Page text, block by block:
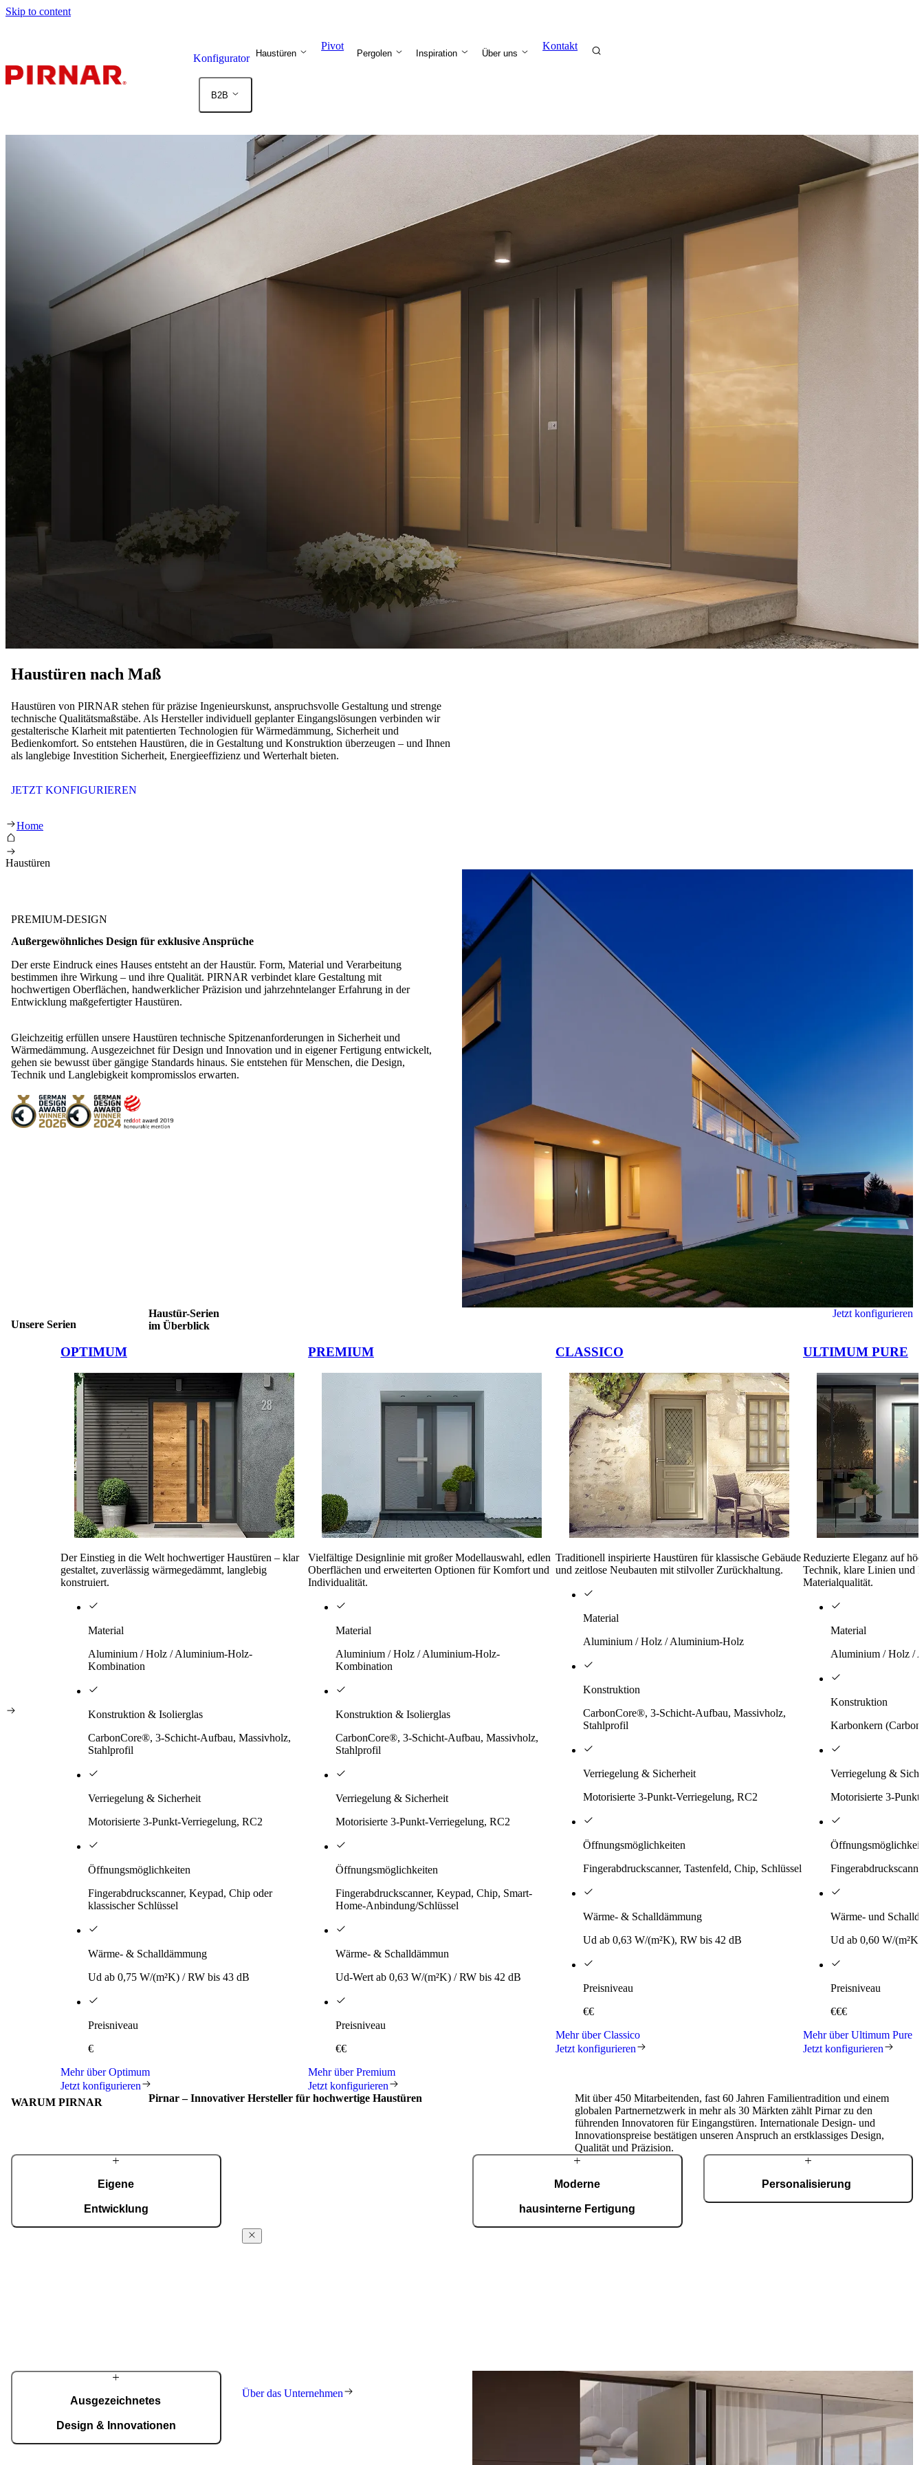
Skip to content
Konfigurator Haustüren
Pivot
Pergolen Inspiration Über uns
Kontakt
B2B
Haustüren nach Maß
Haustüren von PIRNAR stehen für präzise Ingenieurskunst, anspruchsvolle Gestaltung und strenge
technische Qualitätsmaßstäbe. Als Hersteller individuell geplanter Eingangslösungen verbinden wir
gestalterische Klarheit mit patentierten Technologien für Wärmedämmung, Sicherheit und
Bedienkomfort. So entstehen Haustüren, die in Gestaltung und Konstruktion überzeugen – und Ihnen
als langlebige Investition Sicherheit, Energieeffizienz und Werterhalt bieten.
JETZT KONFIGURIEREN
Haustüren nach Maß von Pirnar
Home
Haustüren
PREMIUM-DESIGN
Außergewöhnliches Design für exklusive Ansprüche
Der erste Eindruck eines Hauses entsteht an der Haustür. Form, Material und Verarbeitung
bestimmen ihre Wirkung – und ihre Qualität. PIRNAR verbindet klare Gestaltung mit
hochwertigen Oberflächen, handwerklicher Präzision und jahrzehntelanger Erfahrung in der
Entwicklung maßgefertigter Haustüren.
Gleichzeitig erfüllen unsere Haustüren technische Spitzenanforderungen in Sicherheit und
Wärmedämmung. Ausgezeichnet für Design und Innovation und in eigener Fertigung entwickelt,
gehen sie bewusst über gängige Standards hinaus. Sie entstehen für Menschen, die Design,
Technik und Langlebigkeit kompromisslos erwarten.
Unsere Serien
Haustür-Serien
im Überblick
Jetzt konfigurieren
OPTIMUM
Der Einstieg in die Welt hochwertiger Haustüren – klar
gestaltet, zuverlässig wärmegedämmt, langlebig
konstruiert.
Material
Aluminium / Holz / Aluminium-Holz-
Kombination
Konstruktion & Isolierglas
CarbonCore®, 3-Schicht-Aufbau, Massivholz,
Stahlprofil
Verriegelung & Sicherheit
Motorisierte 3-Punkt-Verriegelung, RC2
Öffnungsmöglichkeiten
Fingerabdruckscanner, Keypad, Chip oder
klassischer Schlüssel
Wärme- & Schalldämmung
Ud ab 0,75 W/(m²K) / RW bis 43 dB
Preisniveau
€
Mehr über Optimum
Jetzt konfigurieren
PREMIUM
Vielfältige Designlinie mit großer Modellauswahl, edlen
Oberflächen und erweiterten Optionen für Komfort und
Individualität.
Material
Aluminium / Holz / Aluminium-Holz-
Kombination
Konstruktion & Isolierglas
CarbonCore®, 3-Schicht-Aufbau, Massivholz,
Stahlprofil
Verriegelung & Sicherheit
Motorisierte 3-Punkt-Verriegelung, RC2
Öffnungsmöglichkeiten
Fingerabdruckscanner, Keypad, Chip, Smart-
Home-Anbindung/Schlüssel
Wärme- & Schalldämmun
Ud-Wert ab 0,63 W/(m²K) / RW bis 42 dB
Preisniveau
€€
Mehr über Premium
Jetzt konfigurieren
CLASSICO
Traditionell inspirierte Haustüren für klassische Gebäude
und zeitlose Neubauten mit stilvoller Zurückhaltung.
Material
Aluminium / Holz / Aluminium-Holz
Konstruktion
CarbonCore®, 3-Schicht-Aufbau, Massivholz,
Stahlprofil
Verriegelung & Sicherheit
Motorisierte 3-Punkt-Verriegelung, RC2
Öffnungsmöglichkeiten
Fingerabdruckscanner, Tastenfeld, Chip, Schlüssel
Wärme- & Schalldämmung
Ud ab 0,63 W/(m²K), RW bis 42 dB
Preisniveau
€€
Mehr über Classico
Jetzt konfigurieren
ULTIMUM PURE
Reduzierte Eleganz auf
Technik, klare Linien und
Materialqualität.
Material
Aluminium / Holz /
Konstruktion
Karbonkern
Verriegelung &
Motorisierte 3-
Wärme- und
Ud ab 0,60 W/
Preisniveau
€€€
Mehr über Ultimum Pure
Jetzt konfigurieren
WARUM PIRNAR Pirnar – Innovativer Hersteller für hochwertige Haustüren
Mit über 450 Mitarbeitenden, fast 60 Jahren Familientradition und einem
globalen Partnernetzwerk in mehr als 30 Märkten zählt Pirnar zu den
führenden Innovatoren für Eingangstüren. Internationale Design- und
Innovationspreise bestätigen unseren Anspruch an erstklassiges Design,
Qualität und Präzision.
Eigene
Entwicklung
Ausgezeichnetes
Design & Innovationen
Über das Unternehmen
Moderne
hausinterne Fertigung
Personalisierung